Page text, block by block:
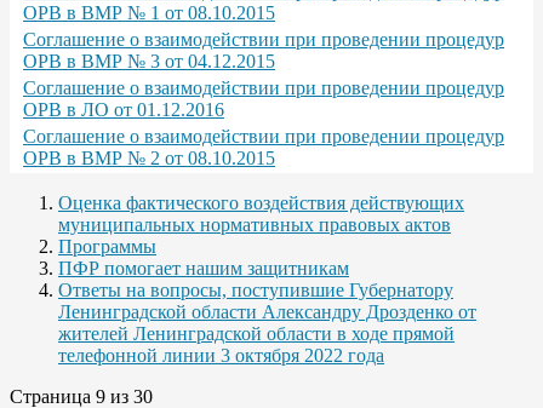
ОРВ в ВМР № 1 от 08.10.2015
Соглашение о взаимодействии при проведении процедур
ОРВ в ВМР № 3 от 04.12.2015
Соглашение о взаимодействии при проведении процедур
ОРВ в ЛО от 01.12.2016
Соглашение о взаимодействии при проведении процедур
ОРВ в ВМР № 2 от 08.10.2015
Оценка фактического воздействия действующих
муниципальных нормативных правовых актов
Программы
ПФР помогает нашим защитникам
Ответы на вопросы, поступившие Губернатору
Ленинградской области Александру Дрозденко от
жителей Ленинградской области в ходе прямой
телефонной линии 3 октября 2022 года
Страница 9 из 30